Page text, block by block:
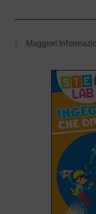
Maggiori